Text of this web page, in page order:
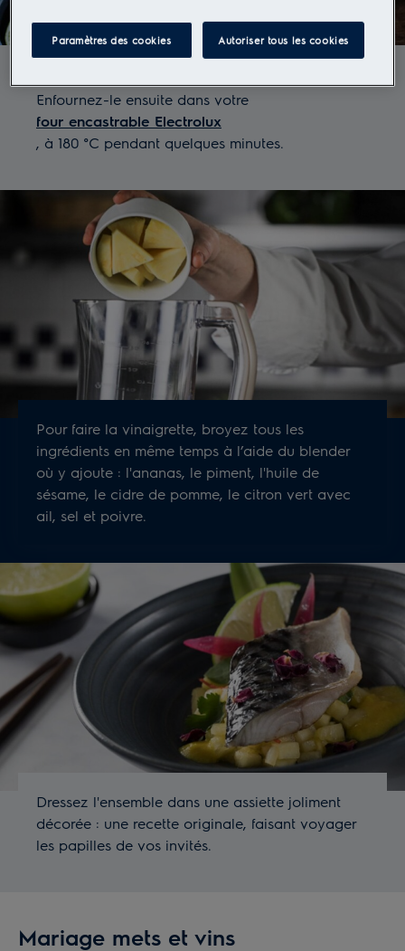
Préparez le filet de maquereau en le recouvrant
Enfournez-le ensuite dans votre
four encastrable Electrolux
, à 180 °C pendant quelques minutes.
Pour faire la vinaigrette, broyez tous les
ingrédients en même temps à l’aide du blender
où y ajoute : l'ananas, le piment, l'huile de
sésame, le cidre de pomme, le citron vert avec
ail, sel et poivre.
Dressez l'ensemble dans une assiette joliment
décorée : une recette originale, faisant voyager
les papilles de vos invités.
Mariage mets et vins
Paramètres des cookies Autoriser tous les cookies